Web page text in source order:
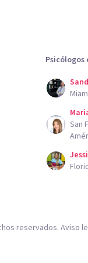
San
reservados. Aviso